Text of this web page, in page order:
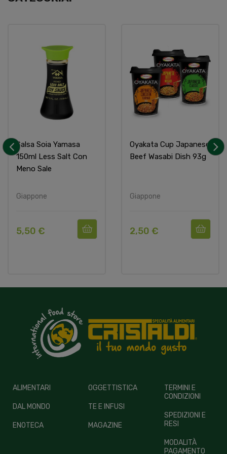
Salsa Soia Yamasa
150ml Less Salt Con
Meno Sale
Giappone
5,50 €
Oyakata Cup Japanese
Beef Wasabi Dish 93g
Giappone
2,50 €
ALIMENTARI
DAL MONDO
ENOTECA
OGGETTISTICA
TE E INFUSI
MAGAZINE
TERMINI E
CONDIZIONI
SPEDIZIONI E
RESI
MODALITÀ
PAGAMENTO